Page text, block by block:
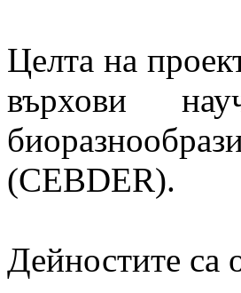
Целта на
върхови
(CEBDER).
Дейностите са